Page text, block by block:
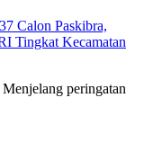
Calon Paskibra,
Tingkat Kecamatan
peringatan